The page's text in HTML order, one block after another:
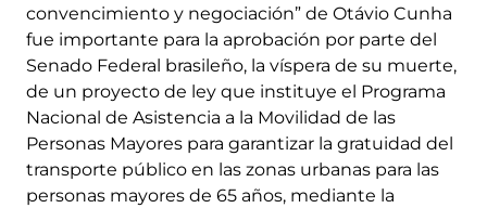
convencimiento y negociación” de Otávio Cunha
fue importante para la aprobación por parte del
Senado Federal brasileño, la víspera de su muerte,
de un proyecto de ley que instituye el Programa
Nacional de Asistencia a la Movilidad de las
Personas Mayores para garantizar la gratuidad del
transporte público en las zonas urbanas para las
personas mayores de 65 años, mediante la